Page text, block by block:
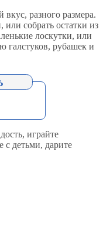
разного размера.
собрать остатки из
лоскутки, или
галстуков, рубашек и
играйте
с детьми, дарите